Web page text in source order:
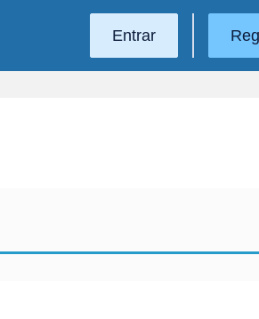
Entrar